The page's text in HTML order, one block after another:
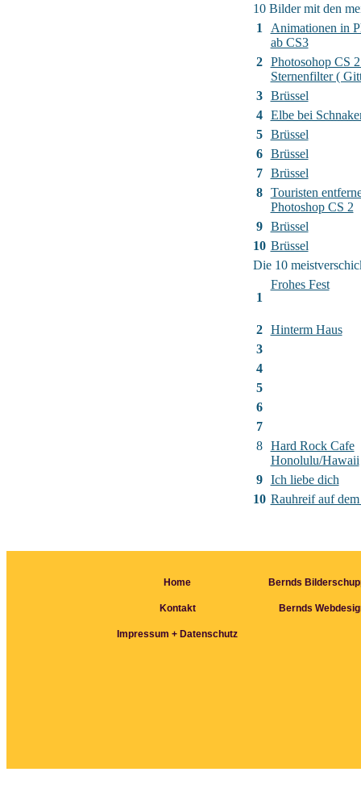
10 Bilder mit den
1
Animationen in
ab CS3
2
Photosohop CS
Sternenfilter (
3
Brüssel
4
Elbe bei
5
Brüssel
6
Brüssel
7
Brüssel
8
Touristen
Photoshop CS 2
9
Brüssel
10 Brüssel
Die 10
1
Frohes Fest
2
Hinterm Haus
3
4
5
6
7
8
Hard Rock Cafe
Honolulu/Hawaii
9
Ich liebe dich
10 Rauhreif auf